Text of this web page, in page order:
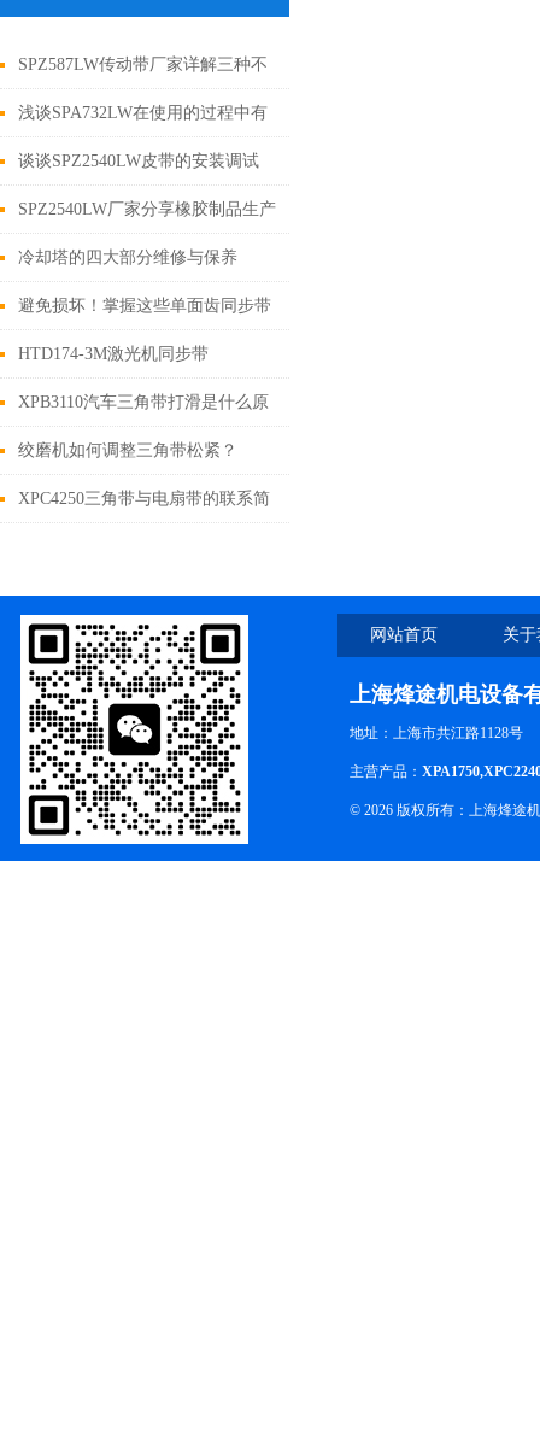
SPZ587LW传动带厂家详解三种不
同类型的应用及特点
浅谈SPA732LW在使用的过程中有
啥注意事项
谈谈SPZ2540LW皮带的安装调试
SPZ2540LW厂家分享橡胶制品生产
工序过程中的防静电措施
冷却塔的四大部分维修与保养
避免损坏！掌握这些单面齿同步带
保存技巧
HTD174-3M激光机同步带
XPB3110汽车三角带打滑是什么原
因
绞磨机如何调整三角带松紧？
XPC4250三角带与电扇带的联系简
网站首页 关
上海烽途机电设备
地址：上海市共江路1128号
主营产品：
© 2026 版权所有：上海烽途